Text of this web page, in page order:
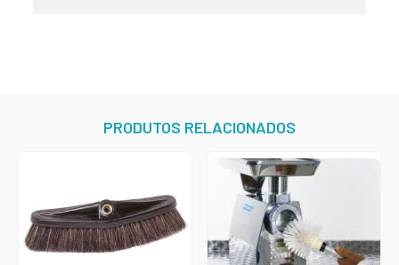
PRODUTOS RELACIONADOS